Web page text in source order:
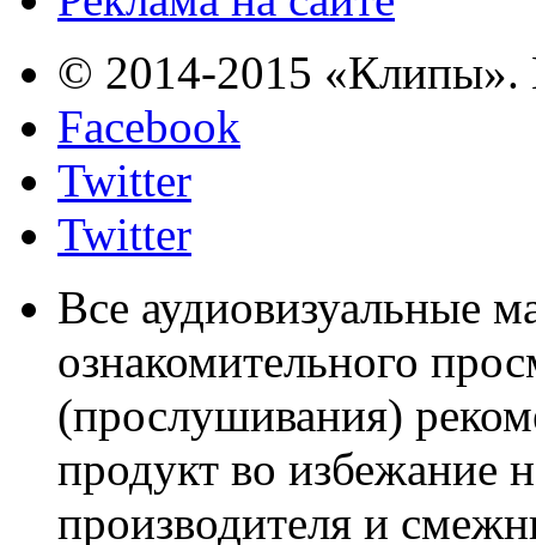
© 2014-2015 «Клипы».
Facebook
Twitter
Twitter
Все аудиовизуальные
ознакомительного
(прослушивания)
продукт во избежание
производителя и